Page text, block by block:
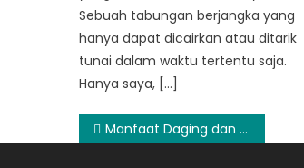
Sebuah tabungan berjangka yang
hanya dapat dicairkan atau ditarik
tunai dalam waktu tertentu saja.
Hanya saya, […]
Post
Manfaat Daging dan Dampak Positifnya bagi Tubuh